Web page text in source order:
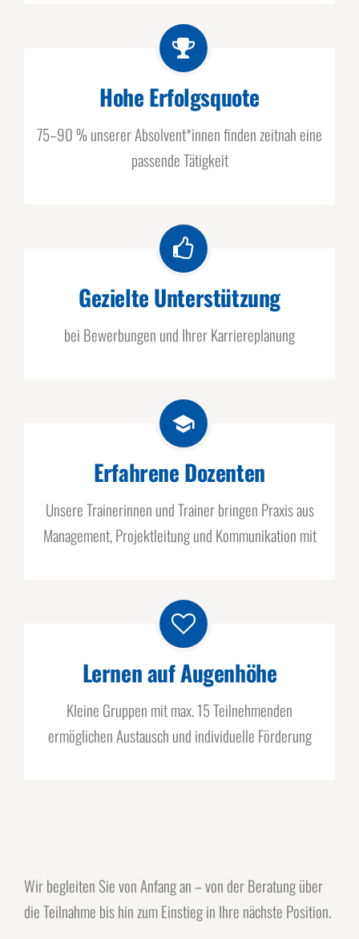
Hohe Erfolgsquote
75–90 % unserer Absolvent*innen finden zeitnah eine
passende Tätigkeit
Gezielte Unterstützung
bei Bewerbungen und Ihrer Karriereplanung
Erfahrene Dozenten
Unsere Trainerinnen und Trainer bringen Praxis aus
Management, Projektleitung und Kommunikation mit
Lernen auf Augenhöhe
Kleine Gruppen mit max. 15 Teilnehmenden
ermöglichen Austausch und individuelle Förderung
Wir begleiten Sie von Anfang an – von der Beratung über
die Teilnahme bis hin zum Einstieg in Ihre nächste Position.